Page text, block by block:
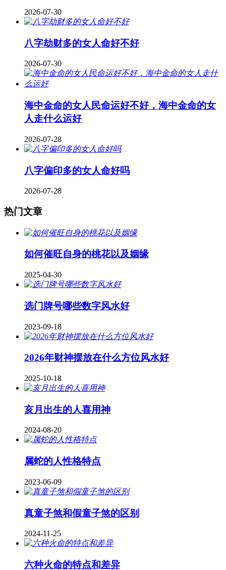
2026-07-30
八字劫财多的女人命好不好
2026-07-30
海中金命的女人民命运好不好，海中金命的女
人走什么运好
2026-07-28
八字偏印多的女人命好吗
2026-07-28
热门文章
如何催旺自身的桃花以及姻缘
2025-04-30
​选门牌号哪些数字风水好
2023-09-18
2026年财神摆放在什么方位风水好
2025-10-18
亥月出生的人喜用神
2024-08-20
属蛇的人性格特点
2023-06-09
真童子煞和假童子煞的区别
2024-11-25
六种火命的特点和差异